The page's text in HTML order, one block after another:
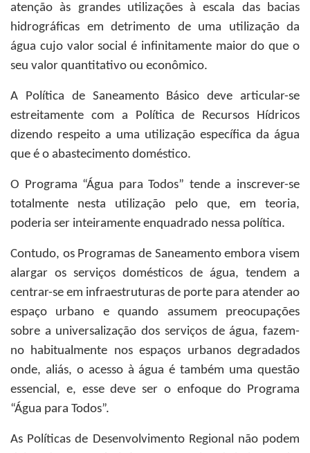
atenção às grandes utilizações à escala das bacias
hidrográficas em detrimento de uma utilização da
água cujo valor social é infinitamente maior do que o
seu valor quantitativo ou econômico.
A Política de Saneamento Básico deve articular-se
estreitamente com a Política de Recursos Hídricos
dizendo respeito a uma utilização específica da água
que é o abastecimento doméstico.
O Programa “Água para Todos” tende a inscrever-se
totalmente nesta utilização pelo que, em teoria,
poderia ser inteiramente enquadrado nessa política.
Contudo, os Programas de Saneamento embora visem
alargar os serviços domésticos de água, tendem a
centrar-se em infraestruturas de porte para atender ao
espaço urbano e quando assumem preocupações
sobre a universalização dos serviços de água, fazem-
no habitualmente nos espaços urbanos degradados
onde, aliás, o acesso à água é também uma questão
essencial, e, esse deve ser o enfoque do Programa
“Água para Todos”.
As Políticas de Desenvolvimento Regional não podem